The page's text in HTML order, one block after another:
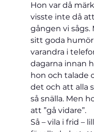
Hon var då
visste inte då
gången vi
sitt goda
varandra i
dagarna innan
hon och talade
det och att alla
så snälla. Men
att ”gå vidare”.
Så – vila i frid –